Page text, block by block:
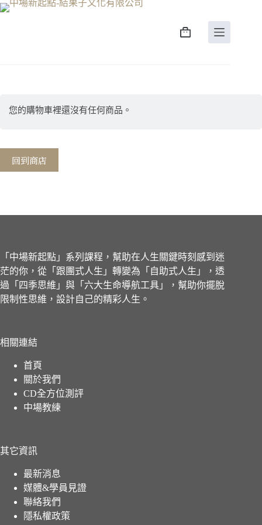
您的購物車裡還沒有任何商品。
回到商店
「中場新起點」系列課程，幫助在人生關鍵時刻感到迷
茫的你，從「跟團式人生」轉變為「自助式人生」，透
過「四季思維」與「六大生命導航工具」，幫助你擺脫
限制性思維，設計自己的精彩人生。
相關連結
首頁
關於我們
CD全方位測評
中場教練
其它資訊
最新消息
媒體&學員見證
聯絡我們
隱私權政策